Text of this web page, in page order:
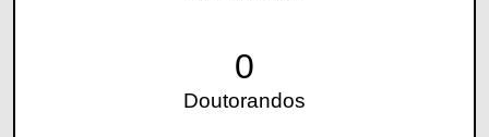
0
Doutorandos